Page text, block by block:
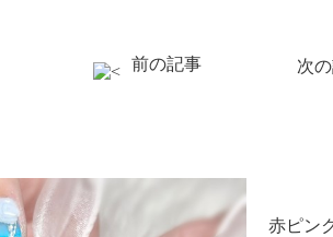
前の記事 次
赤ピン